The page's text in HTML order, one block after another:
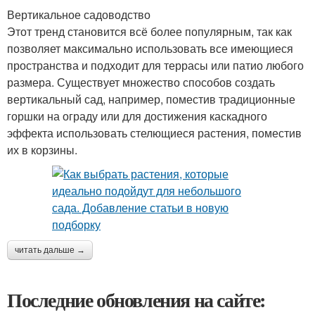
Вертикальное садоводство
Этот тренд становится всё более популярным, так как
позволяет максимально использовать все имеющиеся
пространства и подходит для террасы или патио любого
размера. Существует множество способов создать
вертикальный сад, например, поместив традиционные
горшки на ограду или для достижения каскадного
эффекта использовать стелющиеся растения, поместив
их в корзины.
читать дальше →
Последние обновления на сайте: